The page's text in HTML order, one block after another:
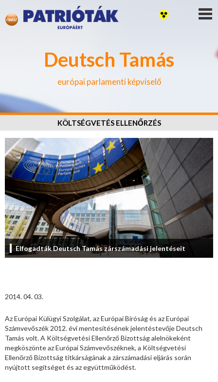
Deutsch Tamás
európai parlamenti képviselő
KÖLTSÉGVETÉS ELLENŐRZÉS
Elfogadták Deutsch Tamás zárszámadási jelentéseit
2014. 04. 03.
Az Európai Külügyi Szolgálat, az Európai Bíróság és az Európai
Számvevőszék 2012. évi mentesítésének jelentéstevője Deutsch
Tamás volt. A Költségvetési Ellenőrző Bizottság alelnökeként
megköszönte az Európai Számvevőszéknek, a Költségvetési
Ellenőrző Bizottság titkárságának a zárszámadási eljárás során
nyújtott segítséget és az együttműködést.